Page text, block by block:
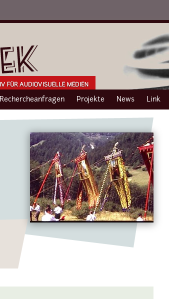
Rechercheanfragen Projekte News Link